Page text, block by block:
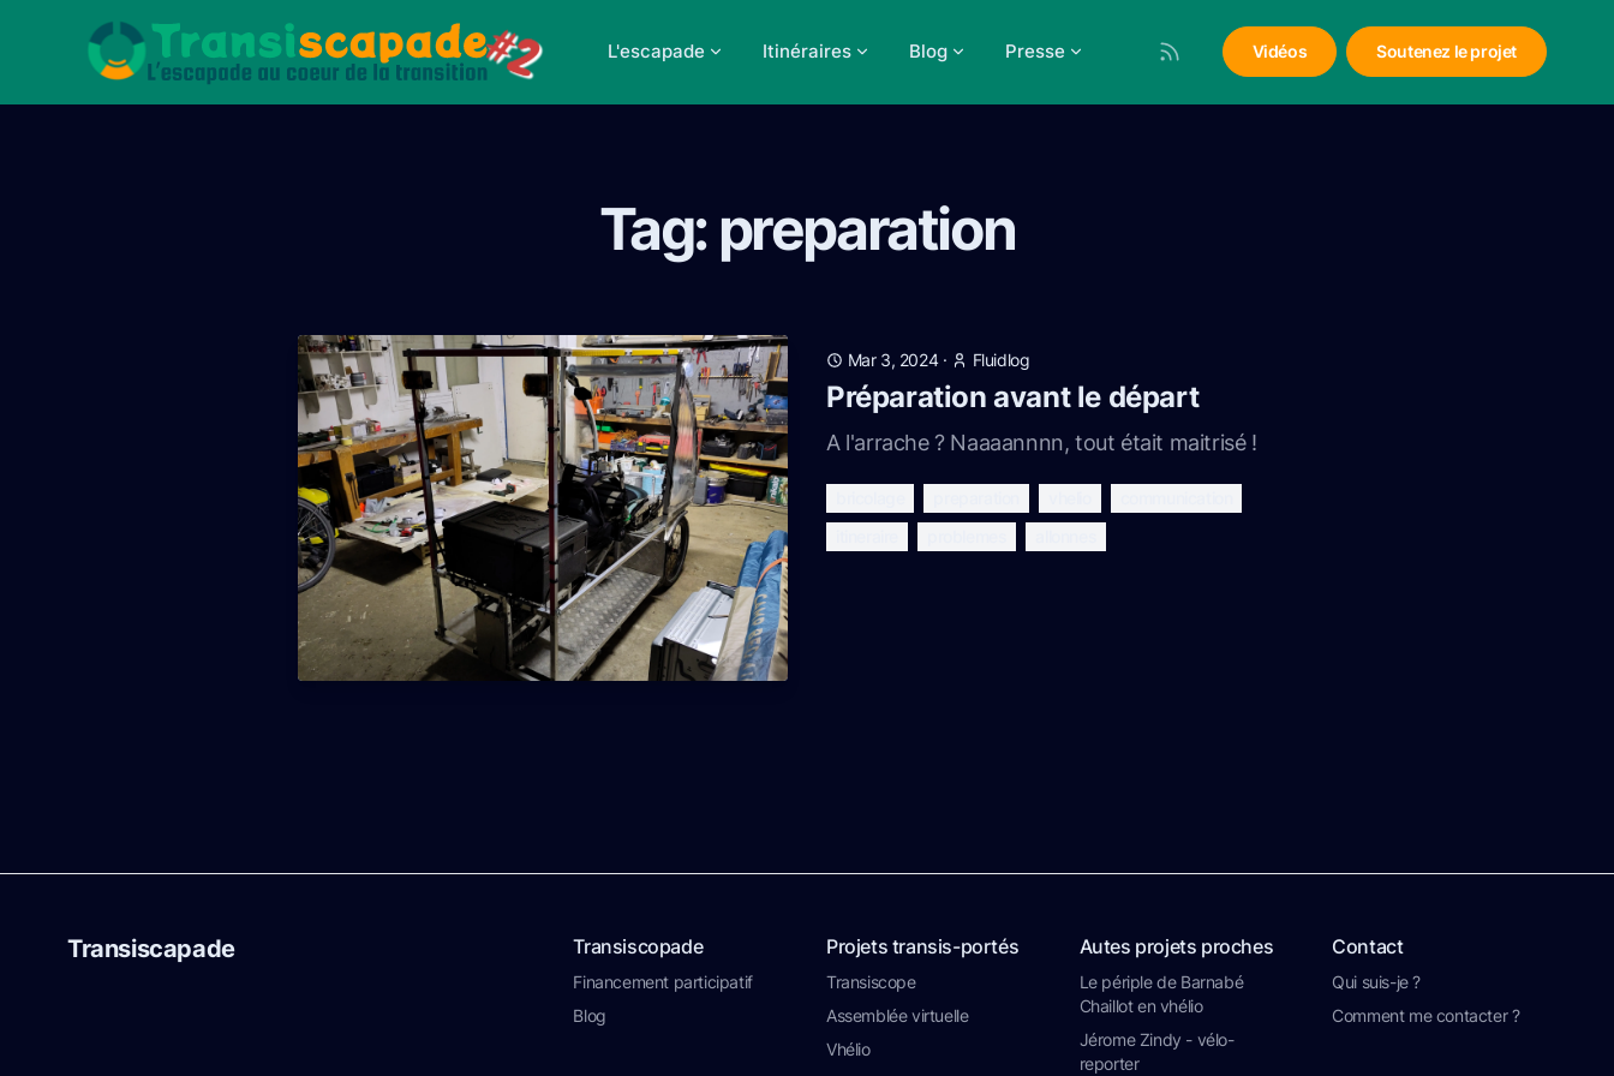
L'escapade Itinéraires Blog Presse Vidéos Soutenez le projet
Tag: preparation
Mar 3, 2024· Fluidlog
Préparation avant le départ
A l'arrache ? Naaaannnn, tout était maitrisé !
Transiscapade Transiscopade
Financement participatif
Blog
Projets transis-portés
Transiscope
Assemblée virtuelle
Vhélio
Autes projets proches
Le périple de Barnabé
Chaillot en vhélio
Jérome Zindy - vélo-
reporter
Contact
Qui suis-je ?
Comment me contacter ?